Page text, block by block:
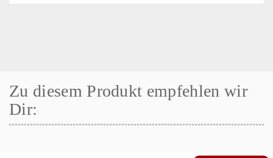
Zu diesem Produkt empfehlen wir
Dir: